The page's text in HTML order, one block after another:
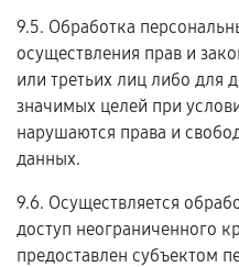
9.5. Обработка
осуществления прав и
или третьих лиц либо для
значимых целей при
нарушаются права и
данных.
9.6. Осуществляется
доступ неограниченного
предоставлен субъектом